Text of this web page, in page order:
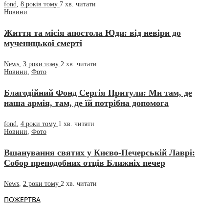
fond, 8 років тому 7 хв. читати
Новини
Життя та місія апостола Юди: від невіри до
мученицької смерті
News 3 роки тому 2 хв. читати
Новини Фото
Благодійний Фонд Сергія Притули: Ми там, де
наша армія, там, де їй потрібна допомога
fond 4 роки тому 1 хв. читати
Новини Фото
Вшанування святих у Києво-Печерській Лаврі:
Собор преподобних отців Ближніх печер
News 2 роки тому 2 хв. читати
ПОЖЕРТВА